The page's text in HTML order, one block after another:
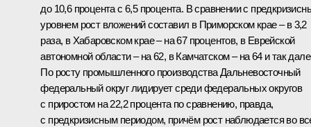
до 10,6 процента с 6,5 процента. В сравнении с
уровнем рост вложений составил в Приморском крае – в 3,2
раза, в Хабаровском крае – на 67 процентов, в Еврейской
автономной области – на 62, в Камчатском – на 64 и так
По росту промышленного производства Дальневосточный
федеральный округ лидирует среди федеральных округов
с приростом на 22,2 процента по сравнению, правда,
с предкризисным периодом, причём рост наблюдается во